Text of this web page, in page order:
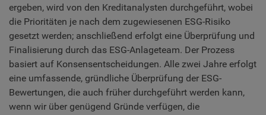
ergeben, wird von den Kreditanalysten durchgeführt, wobei
die Prioritäten je nach dem zugewiesenen ESG-Risiko
gesetzt werden; anschließend erfolgt eine Überprüfung und
Finalisierung durch das ESG-Anlageteam. Der Prozess
basiert auf Konsensentscheidungen. Alle zwei Jahre erfolgt
eine umfassende, gründliche Überprüfung der ESG-
Bewertungen, die auch früher durchgeführt werden kann,
wenn wir über genügend Gründe verfügen, die